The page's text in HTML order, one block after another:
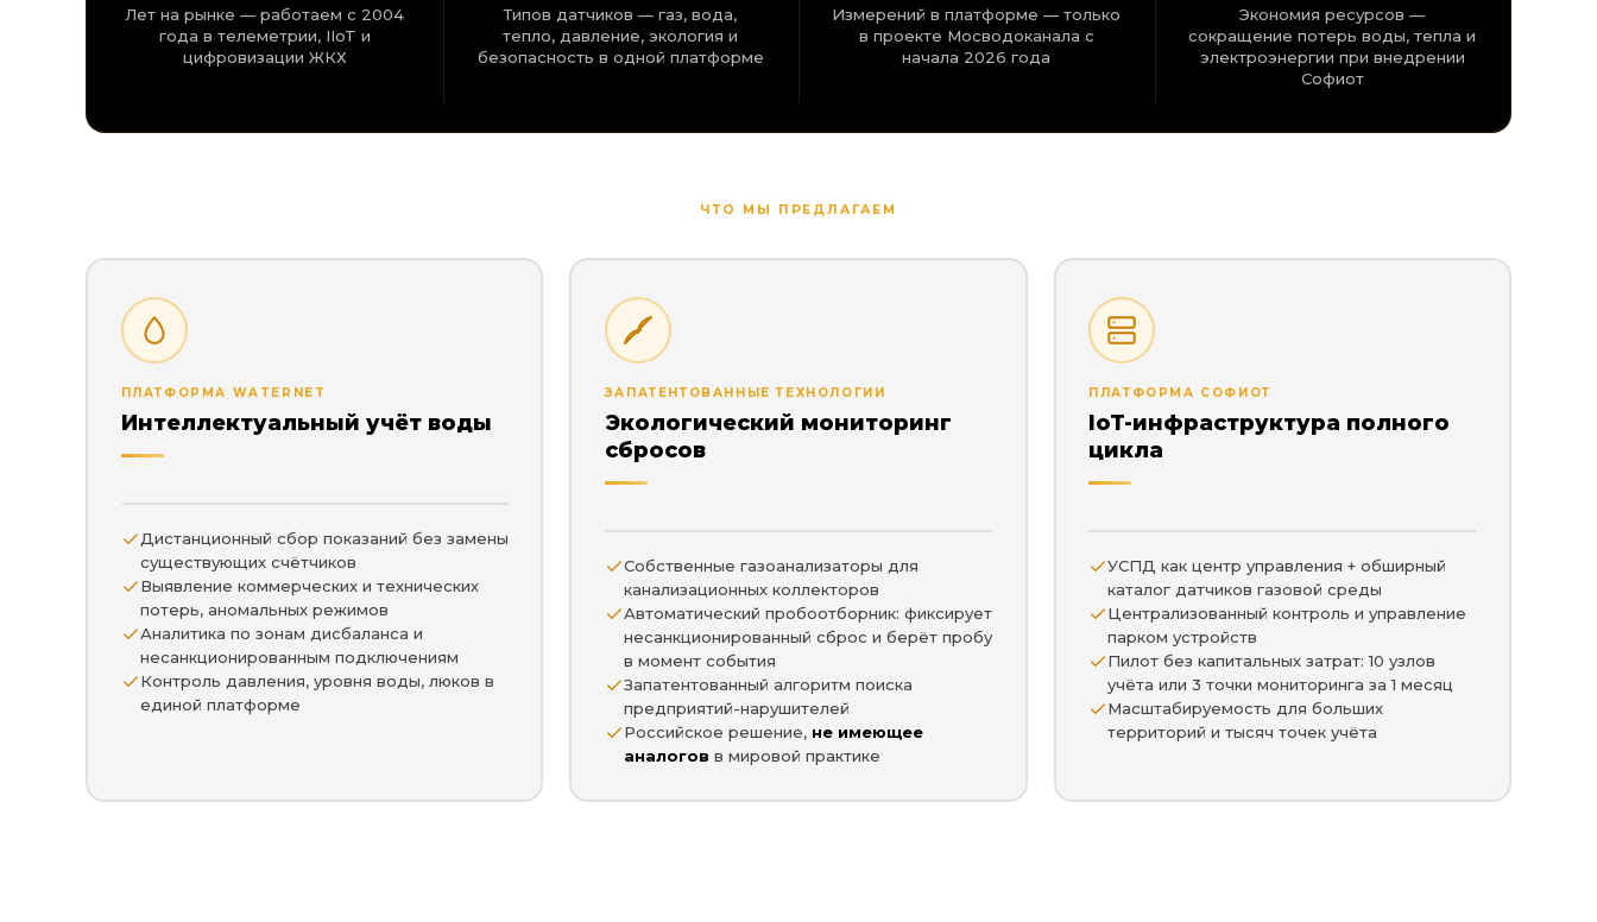
Лет на рынке — работаем с 2004
года в телеметрии, IIoT и
цифровизации ЖКХ
Типов датчиков — газ, вода,
тепло, давление, экология и
безопасность в одной платформе
Измерений в платформе — только
в проекте Мосводоканала с
начала 2026 года
Экономия ресурсов —
сокращение потерь воды, тепла и
электроэнергии при внедрении
Софиот
ЧТО МЫ ПРЕДЛАГАЕМ
ПЛАТФОРМА WATERNET
Интеллектуальный учёт воды
Дистанционный сбор показаний без замены
существующих счётчиков
Выявление коммерческих и технических
потерь, аномальных режимов
Аналитика по зонам дисбаланса и
несанкционированным подключениям
Контроль давления, уровня воды, люков в
единой платформе
ЗАПАТЕНТОВАННЫЕ ТЕХНОЛОГИИ
Экологический мониторинг
сбросов
Собственные газоанализаторы для
канализационных коллекторов
Автоматический пробоотборник: фиксирует
несанкционированный сброс и берёт пробу
в момент события
Запатентованный алгоритм поиска
предприятий-нарушителей
Российское решение, не имеющее
аналогов в мировой практике
ПЛАТФОРМА СОФИОТ
IoT-инфраструктура полного
цикла
УСПД как центр управления + обширный
каталог датчиков газовой среды
Централизованный контроль и управление
парком устройств
Пилот без капитальных затрат: 10 узлов
учёта или 3 точки мониторинга за 1 месяц
Масштабируемость для больших
территорий и тысяч точек учёта